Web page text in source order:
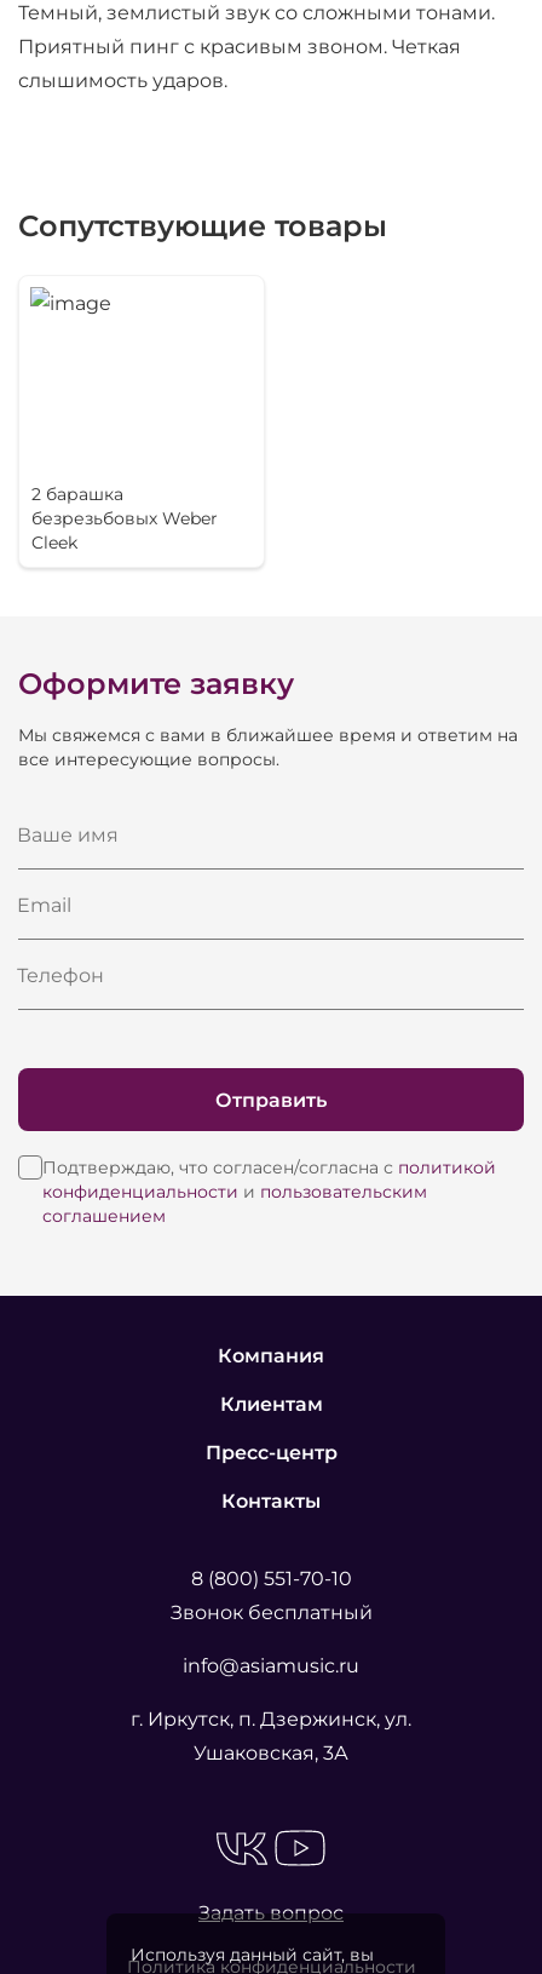
Темный, землистый звук со сложными тонами.
Приятный пинг с красивым звоном. Четкая
слышимость ударов.
Сопутствующие товары
2 барашка
безрезьбовых Weber
Cleek
Оформите заявку
Мы свяжемся с вами в ближайшее время и ответим на
все интересующие вопросы.
Ваше имя
Email
Телефон
Подтверждаю, что согласен/согласна с политикой
конфиденциальности и пользовательским
соглашением
Отправить
Компания
Клиентам
Пресс-центр
Контакты
8 (800) 551-70-10
Звонок бесплатный
info@asiamusic.ru
г. Иркутск, п. Дзержинск, ул.
Ушаковская, 3А
Задать вопрос
Политика конфиденциальности
Используя данный сайт, вы